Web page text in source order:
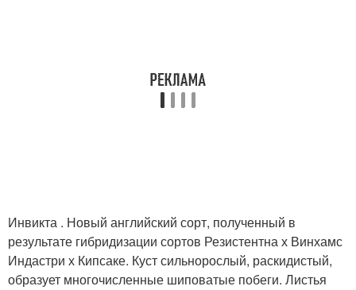
Инвикта . Новый английский сорт, полученный в
результате гибридизации сортов Резистентна х Винхамс
Индастри х Кипсаке. Куст сильнорослый, раскидистый,
образует многочисленные шиповатые побеги. Листья